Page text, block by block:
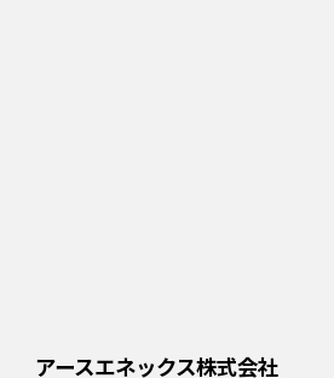
アースエネックス株式会社